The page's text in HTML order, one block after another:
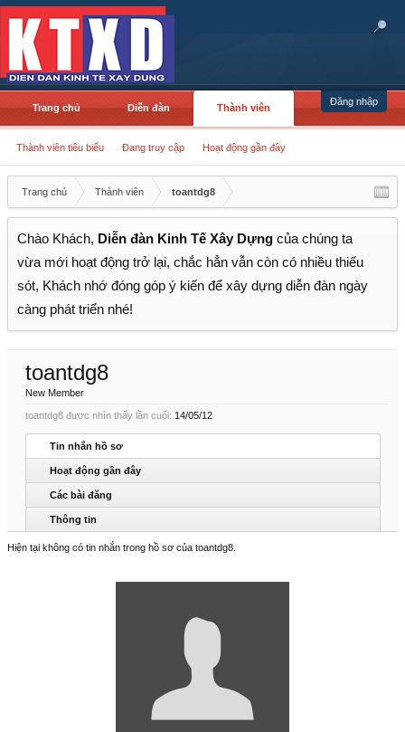
Đăng nhập
Trang chủ Diễn đàn Thành viên
Thành viên tiêu biểu Đang truy cập Hoạt động gần đây
Trang chủ Thành viên toantdg8
Chào Khách, Diễn đàn Kinh Tế Xây Dựng của chúng ta
vừa mới hoạt động trở lại, chắc hẳn vẫn còn có nhiều thiếu
sót, Khách nhớ đóng góp ý kiến để xây dựng diễn đàn ngày
càng phát triển nhé!
toantdg8
New Member
toantdg8 được nhìn thấy lần cuối: 14/05/12
Tin nhắn hồ sơ
Hoạt động gần đây
Các bài đăng
Thông tin
Hiện tại không có tin nhắn trong hồ sơ của toantdg8.